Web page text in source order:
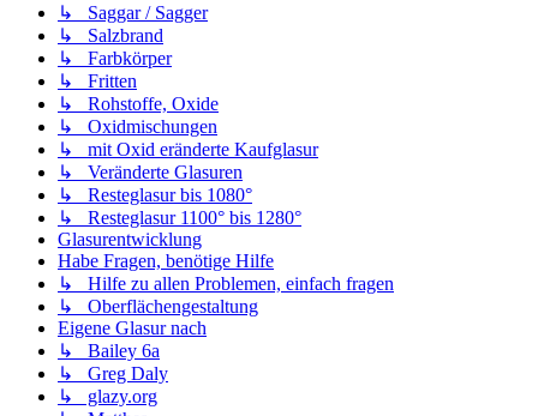
↳ Saggar / Sagger
↳ Salzbrand
↳ Farbkörper
↳ Fritten
↳ Rohstoffe, Oxide
↳ Oxidmischungen
↳ mit Oxid eränderte Kaufglasur
↳ Veränderte Glasuren
↳ Resteglasur bis 1080°
↳ Resteglasur 1100° bis 1280°
Glasurentwicklung
Habe Fragen, benötige Hilfe
↳ Hilfe zu allen Problemen, einfach fragen
↳ Oberflächengestaltung
Eigene Glasur nach
↳ Bailey 6a
↳ Greg Daly
↳ glazy.org